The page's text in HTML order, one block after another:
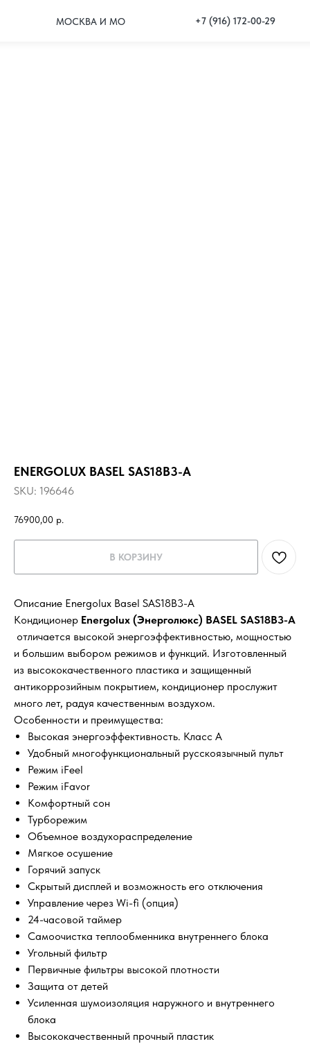
МОСКВА И МО +7 (916) 172-00-29
ENERGOLUX BASEL SAS18B3-A
SKU: 196646
76900,00 р.
В КОРЗИНУ
Описание Energolux Basel SAS18B3-A
Кондиционер Energolux (Энерголюкс) BASEL SAS18B3-A
отличается высокой энергоэффективностью, мощностью
и большим выбором режимов и функций. Изготовленный
из высококачественного пластика и защищенный
антикоррозийным покрытием, кондиционер прослужит
много лет, радуя качественным воздухом.
Особенности и преимущества:
Высокая энергоэффективность. Класс А
Удобный многофункциональный русскоязычный пульт
Режим iFeel
Режим iFavor
Комфортный сон
Турборежим
Объемное воздухораспределение
Мягкое осушение
Горячий запуск
Скрытый дисплей и возможность его отключения
Управление через Wi-fi (опция)
24-часовой таймер
Самоочистка теплообменника внутреннего блока
Угольный фильтр
Первичные фильтры высокой плотности
Защита от детей
Усиленная шумоизоляция наружного и внутреннего
блока
Высококачественный прочный пластик